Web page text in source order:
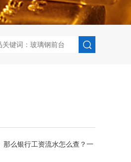
么银行工资流水怎么查？一